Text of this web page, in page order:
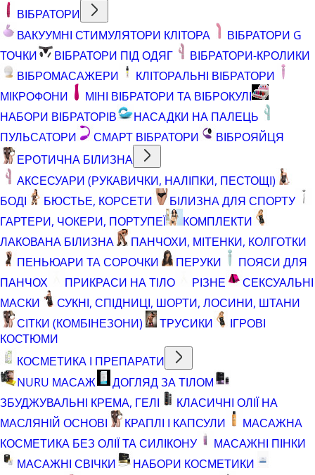
ВІБРАТОРИ
ВАКУУМНІ СТИМУЛЯТОРИ КЛІТОРА
ВІБРАТОРИ G
ТОЧКИ
ВІБРАТОРИ ПІД ОДЯГ
ВІБРАТОРИ-КРОЛИКИ
ВІБРОМАСАЖЕРИ
КЛІТОРАЛЬНІ ВІБРАТОРИ
МІКРОФОНИ
МІНІ ВІБРАТОРИ ТА ВІБРОКУЛІ
НАБОРИ ВІБРАТОРІВ
НАСАДКИ НА ПАЛЕЦЬ
ПУЛЬСАТОРИ
СМАРТ ВІБРАТОРИ
ВІБРОЯЙЦЯ
ЕРОТИЧНА БІЛИЗНА
АКСЕСУАРИ (РУКАВИЧКИ, НАЛІПКИ, ПЕСТОЩІ)
БОДІ
БЮСТЬЕ, КОРСЕТИ
БІЛИЗНА ДЛЯ СПОРТУ
ГАРТЕРИ, ЧОКЕРИ, ПОРТУПЕЇ
КОМПЛЕКТИ
ЛАКОВАНА БІЛИЗНА
ПАНЧОХИ, МІТЕНКИ, КОЛГОТКИ
ПЕНЬЮАРИ ТА СОРОЧКИ
ПЕРУКИ
ПОЯСИ ДЛЯ
ПАНЧОХ
ПРИКРАСИ НА ТІЛО РІЗНЕ
СЕКСУАЛЬНІ
МАСКИ
СУКНІ, СПІДНИЦІ, ШОРТИ, ЛОСИНИ, ШТАНИ
СІТКИ (КОМБІНЕЗОНИ)
ТРУСИКИ
ІГРОВІ
КОСТЮМИ
КОСМЕТИКА І ПРЕПАРАТИ
NURU МАСАЖ
ДОГЛЯД ЗА ТІЛОМ
ЗБУДЖУВАЛЬНІ КРЕМА, ГЕЛІ
КЛАСИЧНІ ОЛІЇ НА
МАСЛЯНІЙ ОСНОВІ
КРАПЛІ І КАПСУЛИ
МАСАЖНА
КОСМЕТИКА БЕЗ ОЛІЇ ТА СИЛІКОНУ
МАСАЖНІ ПІНКИ
МАСАЖНІ СВІЧКИ
НАБОРИ КОСМЕТИКИ